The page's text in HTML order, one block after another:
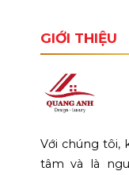
GIỚI THIỆU
Với chúng tôi,
tâm và là